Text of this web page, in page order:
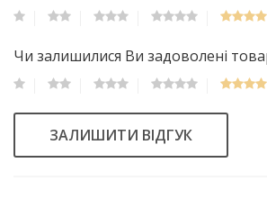
Чи залишилися Ви задоволені
ЗАЛИШИТИ ВІДГУК